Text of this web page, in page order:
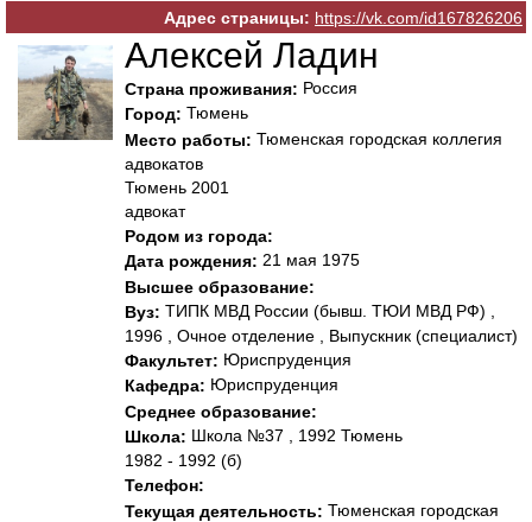
Адрес страницы: https://vk.com/id167826206
Алексей Ладин
Страна проживания: Россия
Город: Тюмень
Место работы: Тюменская городская коллегия
адвокатов
Тюмень 2001
адвокат
Родом из города:
Дата рождения: 21 мая 1975
Высшее образование:
Вуз: ТИПК МВД России (бывш. ТЮИ МВД РФ) ,
1996 , Очное отделение , Выпускник (специалист)
Факультет: Юриспруденция
Кафедра: Юриспруденция
Среднее образование:
Школа: Школа №37 , 1992 Тюмень
1982 - 1992 (б)
Телефон:
Текущая деятельность: Тюменская городская